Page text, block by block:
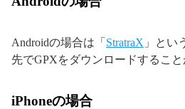
Androidの場合は「 StratraX 」とい
先でGPXをダウンロードすること
iPhoneの場合